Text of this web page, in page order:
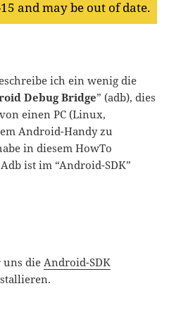
and may be out of date.
ich ein wenig die
Debug Bridge” (adb), dies
einen PC (Linux,
Android-Handy zu
in diesem HowTo
ist im “Android-SDK”
uns die Android-SDK